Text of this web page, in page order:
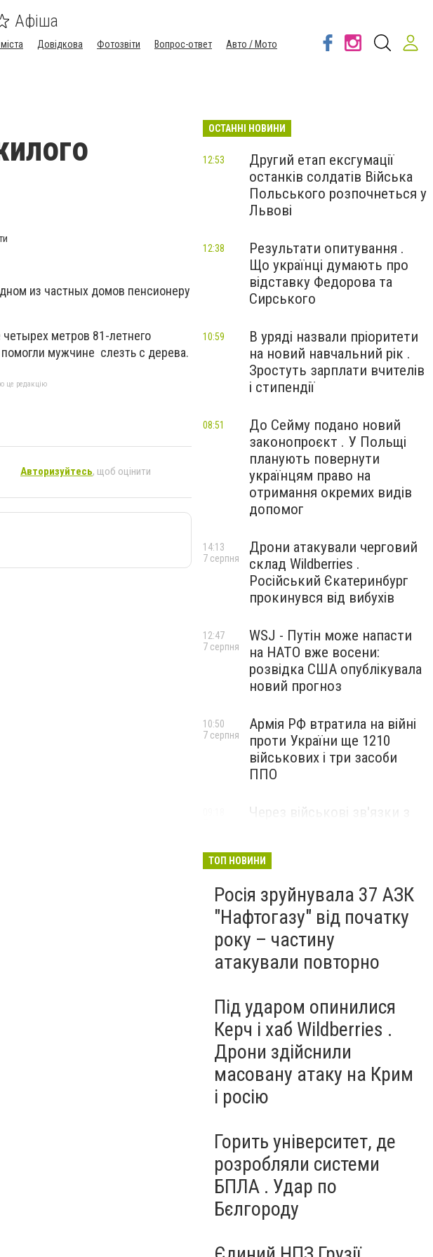
Афіша
Довідкова Фотозвіти Вопрос-ответ
Авто / Мото
из частных домов пенсионеру
метров 81-летнего
мужчине слезть с дерева.
це редакцію
Авторизуйтесь, щоб оцінити
ОСТАННІ НОВИНИ
Другий етап ексгумації
останків солдатів Війська
Польського розпочнеться у
Львові
12:53
Результати опитування .
Що українці думають про
відставку Федорова та
Сирського
12:38
В уряді назвали пріоритети
на новий навчальний рік .
Зростуть зарплати вчителів
і стипендії
10:59
До Сейму подано новий
законопроєкт . У Польщі
планують повернути
українцям право на
отримання окремих видів
допомог
08:51
Дрони атакували черговий
склад Wildberries .
Російський Єкатеринбург
прокинувся від вибухів
14:13
7 серпня
WSJ - Путін може напасти
на НАТО вже восени:
розвідка США опублікувала
новий прогноз
12:47
7 серпня
Армія РФ втратила на війні
проти України ще 1210
військових і три засоби
ППО
10:50
7 серпня
Через військові зв'язки з
Куби
ТОП НОВИНИ
Росія зруйнувала 37 АЗК
"Нафтогазу" від початку
року – частину
атакували повторно
Під ударом опинилися
Керч і хаб Wildberries .
Дрони здійснили
масовану атаку на Крим
і росію
Горить університет, де
розробляли системи
БПЛА . Удар по
Бєлгороду